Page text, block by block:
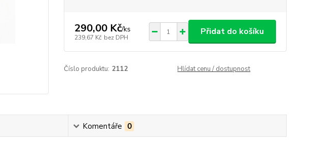
290,00 Kč/ks
239,67 Kč bez DPH
Přidat do košíku
Číslo produktu: 2112 Hlídat cenu / dostupnost
Komentáře 0